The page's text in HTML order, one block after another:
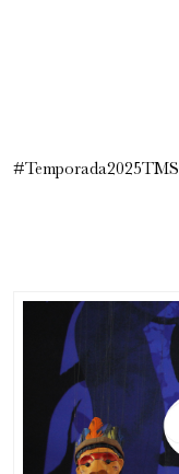
#Temporada2025TMS